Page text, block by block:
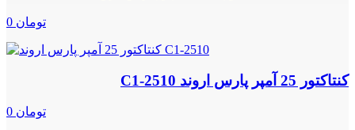
0 تومان
کنتاکتور 25 آمپر پارس اروند C1-2510
0 تومان